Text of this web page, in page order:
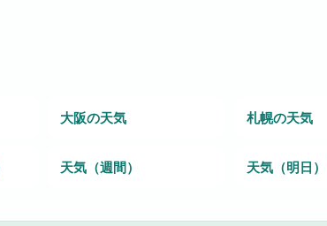
大阪の天気 札幌の天気
天気（週間） 天気（明日）